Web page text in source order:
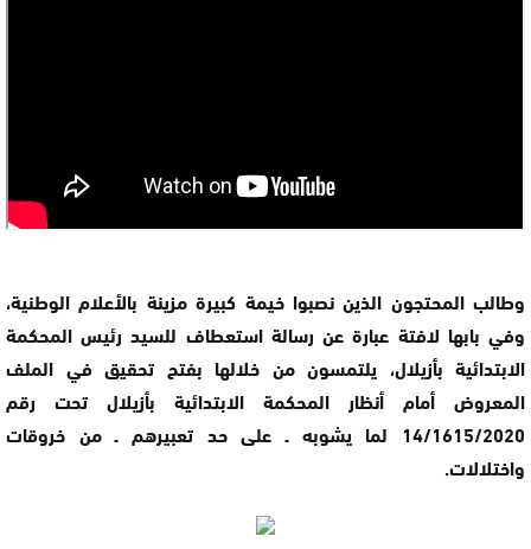
وطالب المحتجون الذين نصبوا خيمة كبيرة مزينة بالأعلام الوطنية،
وفي بابها لافتة عبارة عن رسالة استعطاف للسيد رئيس المحكمة
الابتدائية بأزيلال، يلتمسون من خلالها بفتح تحقيق في الملف
المعروض أمام أنظار المحكمة الابتدائية بأزيلال تحت رقم
14/1615/2020 لما يشوبه ـ على حد تعبيرهم ـ من خروقات
واختلالات.